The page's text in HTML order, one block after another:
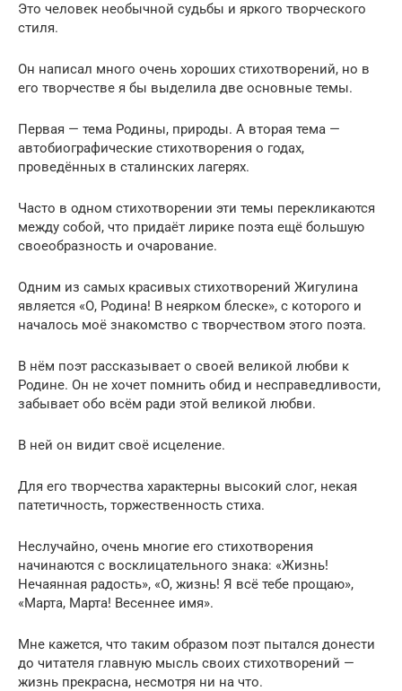
Это человек необычной судьбы и яркого творческого
стиля.
Он написал много очень хороших стихотворений, но в
его творчестве я бы выделила две основные темы.
Первая — тема Родины, природы. А вторая тема —
автобиографические стихотворения о годах,
проведённых в сталинских лагерях.
Часто в одном стихотворении эти темы перекликаются
между собой, что придаёт лирике поэта ещё большую
своеобразность и очарование.
Одним из самых красивых стихотворений Жигулина
является «О, Родина! В неярком блеске», с которого и
началось моё знакомство с творчеством этого поэта.
В нём поэт рассказывает о своей великой любви к
Родине. Он не хочет помнить обид и несправедливости,
забывает обо всём ради этой великой любви.
В ней он видит своё исцеление.
Для его творчества характерны высокий слог, некая
патетичность, торжественность стиха.
Неслучайно, очень многие его стихотворения
начинаются с восклицательного знака: «Жизнь!
Нечаянная радость», «О, жизнь! Я всё тебе прощаю»,
«Марта, Марта! Весеннее имя».
Мне кажется, что таким образом поэт пытался донести
до читателя главную мысль своих стихотворений —
жизнь прекрасна, несмотря ни на что.